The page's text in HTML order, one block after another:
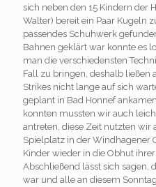
sich neben den 15 Kindern der
Walter) bereit ein Paar Kugeln
passendes Schuhwerk
Bahnen geklärt war konnte es
man die verschiedensten
Fall zu bringen, deshalb ließen
Strikes nicht lange auf sich
geplant in Bad Honnef
konnten mussten wir auch
antreten, diese Zeit nutzten wir
Spielplatz in der Windhagener
Kinder wieder in die Obhut
Abschließend lässt sich sagen,
war und alle an diesem